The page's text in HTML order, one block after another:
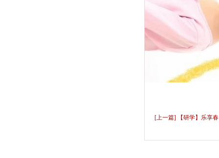
[上一篇] 【研学】乐享